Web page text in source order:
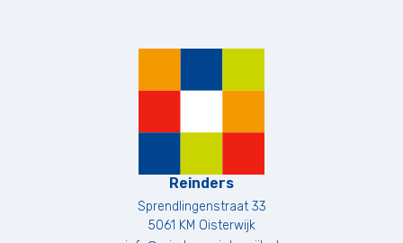
Reinders
Sprendlingenstraat 33
5061 KM Oisterwijk